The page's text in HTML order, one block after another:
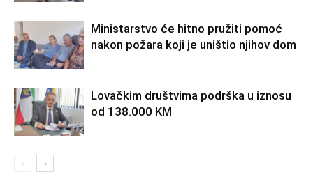
Ministarstvo će hitno pružiti pomoć
nakon požara koji je uništio njihov dom
Lovačkim društvima podrška u iznosu
od 138.000 KM